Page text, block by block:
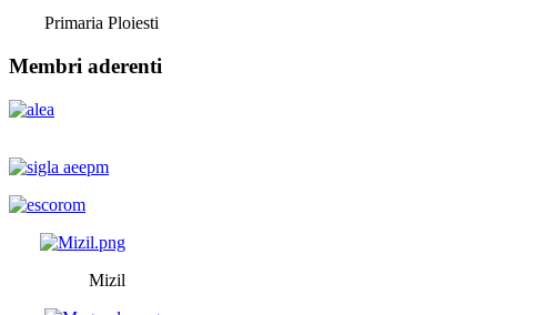
Primaria Ploiesti
Membri aderenti
Mizil